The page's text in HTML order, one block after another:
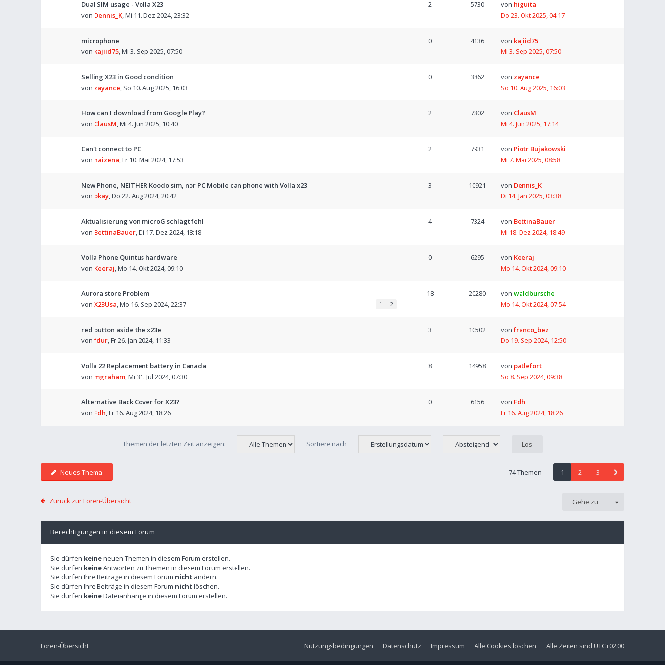
Dual SIM usage - Volla X23
von Dennis_K,Mi 11. Dez 2024, 23:32
2 5730 von higuita
Do 23. Okt 2025, 04:17
microphone
von kajiid75,Mi 3. Sep 2025, 07:50
0 4136 von kajiid75
Mi 3. Sep 2025, 07:50
Selling X23 in Good condition
von zayance, So 10. Aug 2025, 16:03
0 3862 von zayance
So 10. Aug 2025, 16:03
How can I download from Google Play?
von ClausM,Mi 4. Jun 2025, 10:40
2 7302 von ClausM
Mi 4. Jun 2025, 17:14
Can't connect to PC
von naizena,Fr 10. Mai 2024, 17:53
2 7931 von Piotr Bujakowski
Mi 7. Mai 2025, 08:58
New Phone, NEITHER Koodo sim, nor PC Mobile can phone with Volla x23
von okay,Do 22. Aug 2024, 20:42
3 10921 von Dennis_K
Di 14. Jan 2025, 03:38
Aktualisierung von microG schlägt fehl
von BettinaBauer,Di 17. Dez 2024, 18:18
4 7324 von BettinaBauer
Mi 18. Dez 2024, 18:49
Volla Phone Quintus hardware
von Keeraj,Mo 14. Okt 2024, 09:10
0 6295 von Keeraj
Mo 14. Okt 2024, 09:10
Aurora store Problem
von X23Usa,Mo 16. Sep 2024, 22:37 1 2
18 20280 von waldbursche
Mo 14. Okt 2024, 07:54
red button aside the x23e
von fdur,Fr 26. Jan 2024, 11:33
3 10502 von franco_bez
Do 19. Sep 2024, 12:50
Volla 22 Replacement battery in Canada
von mgraham,Mi 31. Jul 2024, 07:30
8 14958 von patlefort
So 8. Sep 2024, 09:38
Alternative Back Cover for X23?
von Fdh,Fr 16. Aug 2024, 18:26
0 6156 von Fdh
Fr 16. Aug 2024, 18:26
Themen der letzten Zeit anzeigen: Sortiere nach
Neues Thema 74 Themen 1 2 3
Zurück zur Foren-Übersicht Gehe zu
Berechtigungen in diesem Forum
Sie dürfen keineneuen Themen in diesem Forum erstellen.
Sie dürfen keineAntworten zu Themen in diesem Forum erstellen.
Sie dürfen Ihre Beiträge in diesem Forum nicht ändern.
Sie dürfen Ihre Beiträge in diesem Forum nicht löschen.
Sie dürfen keineDateianhänge in diesem Forum erstellen.
Foren-Übersicht Alle Zeiten sind UTC+02:00
Alle Cookies löschen
Impressum
Datenschutz
Nutzungsbedingungen